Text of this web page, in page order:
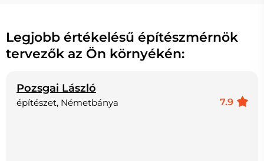
Legjobb értékelésű építészmérnök
tervezők az Ön környékén:
Pozsgai László
7.9
építészet, Németbánya